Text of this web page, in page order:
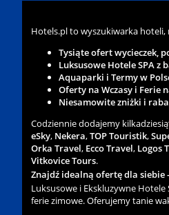
Hotels.pl to wyszukiwarka
Tysiąte ofert wycieczek,
Luksusowe Hotele SPA z
Aquaparki i Termy w
Oferty na Wczasy i Ferie
Niesamowite zniżki i
Codziennie dodajemy
eSky, Nekera,TOP Touristik,
Orka Travel, Ecco Travel, Logos
Vitkovice Tours.
Znajdź idealną ofertę dla
Luksusowe i Ekskluzywne
ferie zimowe. Oferujemy tanie